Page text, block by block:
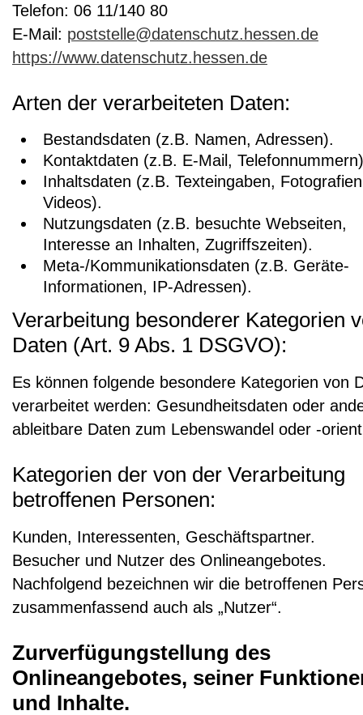
Telefon: 06 11/140 80
E-Mail: poststelle@datenschutz.hessen.de
https://www.datenschutz.hessen.de
Arten der verarbeiteten Daten:
Bestandsdaten (z.B. Namen, Adressen).
Kontaktdaten (z.B. E-Mail,
Inhaltsdaten (z.B. Texteingaben,
Videos).
Nutzungsdaten (z.B. besuchte Webseiten,
Interesse an Inhalten, Zugriffszeiten).
Meta-/Kommunikationsdaten (z.B. Geräte-
Informationen, IP-Adressen).
Verarbeitung besonderer Kategorien
Daten (Art. 9 Abs. 1 DSGVO):
Es können folgende besondere Kategorien von
verarbeitet werden: Gesundheitsdaten oder
ableitbare Daten zum Lebenswandel oder -
Kategorien der von der Verarbeitung
betroffenen Personen:
Kunden, Interessenten, Geschäftspartner.
Besucher und Nutzer des Onlineangebotes.
Nachfolgend bezeichnen wir die betroffenen
zusammenfassend auch als „Nutzer“.
Zurverfügungstellung des
Onlineangebotes, seiner
und Inhalte.